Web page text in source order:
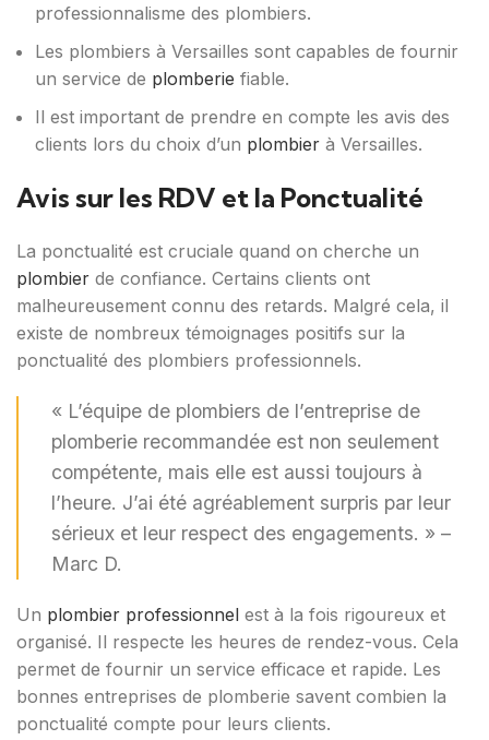
professionnalisme des plombiers.
Les plombiers à Versailles sont capables de fournir
un service de plomberie fiable.
Il est important de prendre en compte les avis des
clients lors du choix d’un plombier à Versailles.
Avis sur les RDV et la Ponctualité
La ponctualité est cruciale quand on cherche un
plombier de confiance. Certains clients ont
malheureusement connu des retards. Malgré cela, il
existe de nombreux témoignages positifs sur la
ponctualité des plombiers professionnels.
« L’équipe de plombiers de l’entreprise de
plomberie recommandée est non seulement
compétente, mais elle est aussi toujours à
l’heure. J’ai été agréablement surpris par leur
sérieux et leur respect des engagements. » –
Marc D.
Un plombier professionnel est à la fois rigoureux et
organisé. Il respecte les heures de rendez-vous. Cela
permet de fournir un service efficace et rapide. Les
bonnes entreprises de plomberie savent combien la
ponctualité compte pour leurs clients.